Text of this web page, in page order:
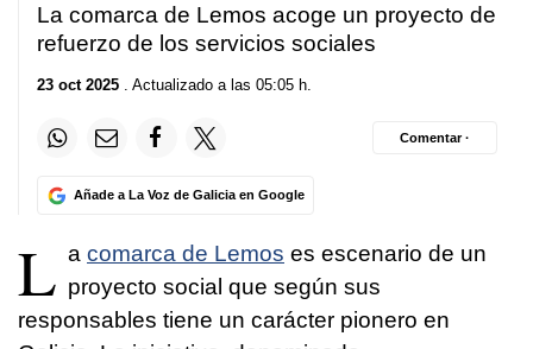
La comarca de Lemos acoge un proyecto de
refuerzo de los servicios sociales
23 oct 2025 . Actualizado a las 05:05 h.
Añade a La Voz de Galicia en Google
Comentar ·
L a comarca de Lemos es escenario de un
proyecto social que según sus
responsables tiene un carácter pionero en